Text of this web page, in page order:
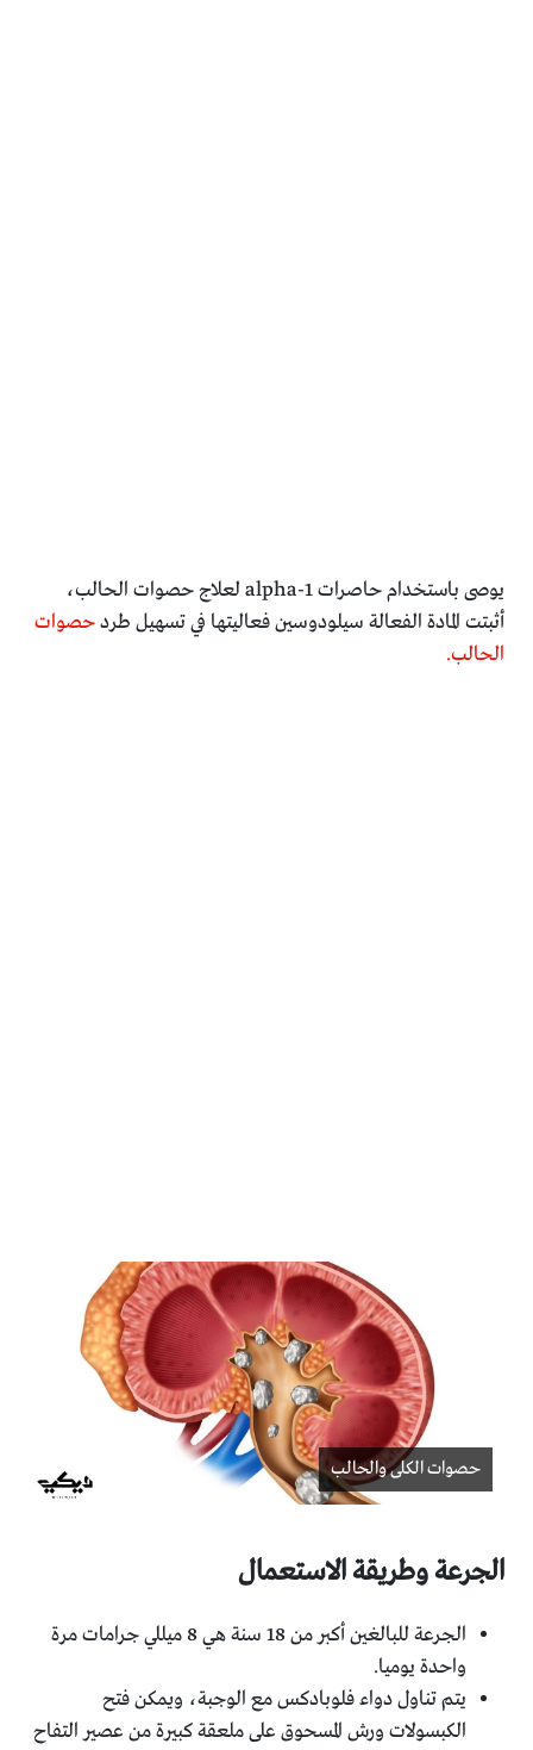
يوصى باستخدام حاصرات alpha-1 لعلاج حصوات الحالب،
أثبتت المادة الفعالة سيلودوسين فعاليتها في تسهيل طردحصوات
الحالب.
حصوات الكلى والحالب
الجرعة وطريقة الاستعمال
الجرعة للبالغين أكبر من 18 سنة هي 8 ميللي جرامات مرة
واحدة يوميا.
يتم تناول دواء فلوبادكس مع الوجبة، ويمكن فتح
الكبسولات ورش المسحوق على ملعقة كبيرة من عصير التفاح